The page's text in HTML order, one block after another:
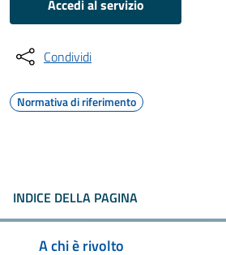
Accedi al servizio
Condividi
Normativa di riferimento
INDICE DELLA PAGINA
A chi è rivolto